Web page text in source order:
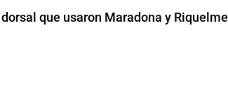
que usaron Maradona y Riquelme